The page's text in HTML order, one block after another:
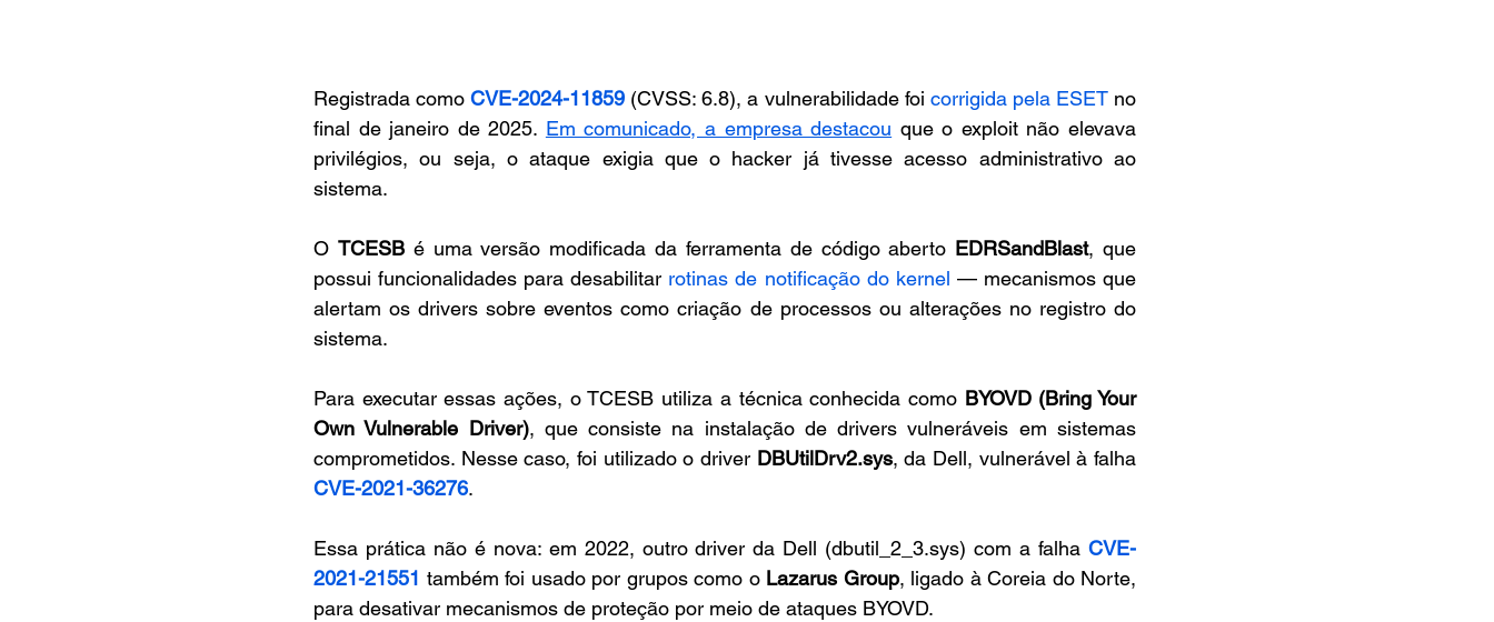
Registrada como CVE-2024-11859 (CVSS: 6.8), a vulnerabilidade foi corrigida pela ESET no
final de janeiro de 2025. Em comunicado, a empresa destacou que o exploit não elevava
privilégios, ou seja, o ataque exigia que o hacker já tivesse acesso administrativo ao
sistema.
O TCESB é uma versão modificada da ferramenta de código aberto EDRSandBlast, que
possui funcionalidades para desabilitar rotinas de notificação do kernel — mecanismos que
alertam os drivers sobre eventos como criação de processos ou alterações no registro do
sistema.
Para executar essas ações, o TCESB utiliza a técnica conhecida como BYOVD (Bring Your
Own Vulnerable Driver), que consiste na instalação de drivers vulneráveis em sistemas
comprometidos. Nesse caso, foi utilizado o driver DBUtilDrv2.sys
CVE-2021-36276.
Essa prática não é nova: em 2022, outro driver da Dell (dbutil_2_3.sys) com a falha CVE-
2021-21551 também foi usado por grupos como o Lazarus Group, ligado à Coreia do Norte,
para desativar mecanismos de proteção por meio de ataques BYOVD.